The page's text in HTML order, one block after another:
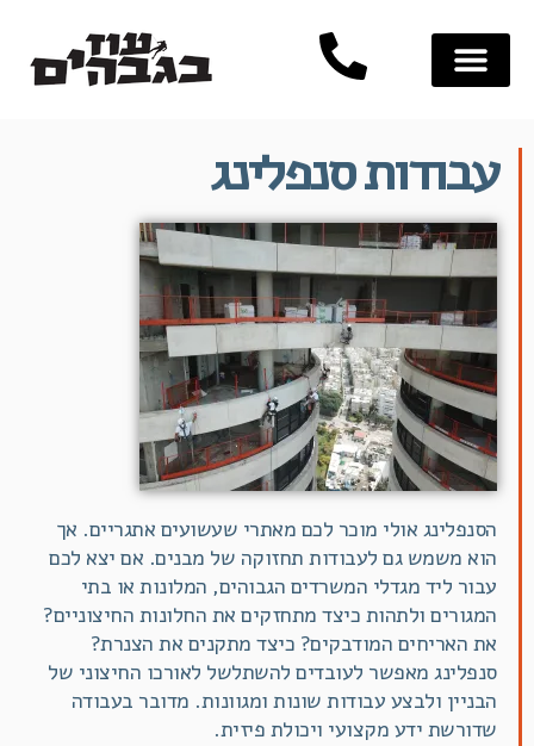
עבודות סנפלינג
הסנפלינג אולי מוכר לכם מאתרי שעשועים אתגריים. אך
הוא משמש גם לעבודות תחזוקה של מבנים. אם יצא לכם
עבור ליד מגדלי המשרדים הגבוהים, המלונות או בתי
המגורים ולתהות כיצד מתחזקים את החלונות החיצוניים?
את האריחים המודבקים? כיצד מתקנים את הצנרת?
סנפלינג מאפשר לעובדים להשתלשל לאורכו החיצוני של
הבניין ולבצע עבודות שונות ומגוונות. מדובר בעבודה
שדורשת ידע מקצועי ויכולת פיזית.